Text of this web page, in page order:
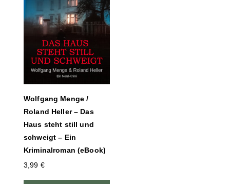
Wolfgang Menge /
Roland Heller – Das
Haus steht still und
schweigt – Ein
Kriminalroman (eBook)
3,99 €